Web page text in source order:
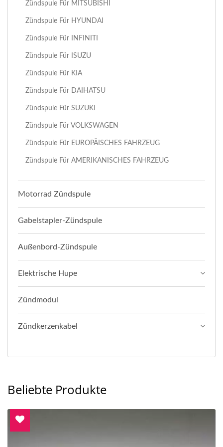
Zündspule Für MITSUBISHI
Zündspule Für HYUNDAI
Zündspule Für INFINITI
Zündspule Für ISUZU
Zündspule Für KIA
Zündspule Für DAIHATSU
Zündspule Für SUZUKI
Zündspule Für VOLKSWAGEN
Zündspule Für EUROPÄISCHES FAHRZEUG
Zündspule Für AMERIKANISCHES FAHRZEUG
Motorrad Zündspule
Gabelstapler-Zündspule
Außenbord-Zündspule
Elektrische Hupe
Zündmodul
Zündkerzenkabel
Beliebte Produkte